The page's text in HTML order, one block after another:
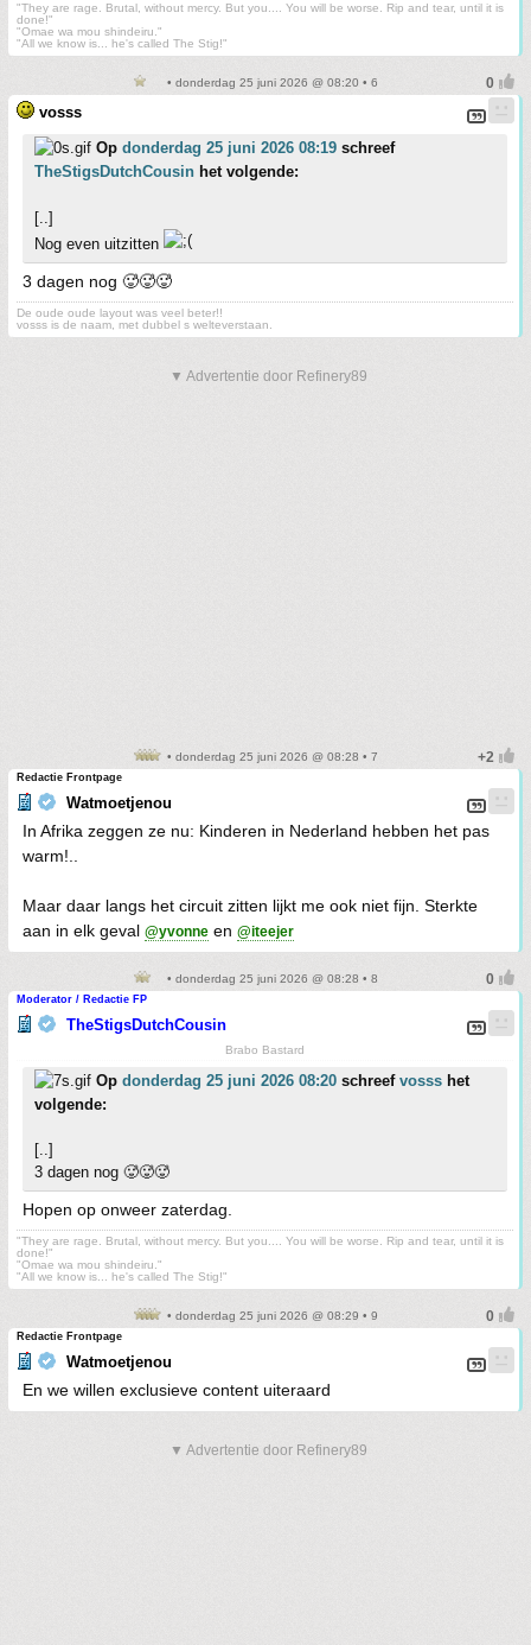
"They are rage. Brutal, without mercy. But you.... You will be worse. Rip and tear, until it is
done!"
"Omae wa mou shindeiru."
"All we know is... he's called The Stig!"
• donderdag 25 juni 2026 @ 08:20 • 6
vosss
Op donderdag 25 juni 2026 08:19 schreef
TheStigsDutchCousin het volgende:
[..]
Nog even uitzitten
3 dagen nog 🥵🥵🥵
De oude oude layout was veel beter!!
vosss is de naam, met dubbel s welteverstaan.
▼ Advertentie door Refinery89
• donderdag 25 juni 2026 @ 08:28 • 7
Redactie Frontpage
Watmoetjenou
In Afrika zeggen ze nu: Kinderen in Nederland hebben het pas
warm!..
Maar daar langs het circuit zitten lijkt me ook niet fijn. Sterkte
aan in elk geval @yvonne en @iteejer
• donderdag 25 juni 2026 @ 08:28 • 8
Moderator / Redactie FP
TheStigsDutchCousin
Brabo Bastard
Op donderdag 25 juni 2026 08:20 schreef vosss het
volgende:
[..]
3 dagen nog 🥵🥵🥵
Hopen op onweer zaterdag.
"They are rage. Brutal, without mercy. But you.... You will be worse. Rip and tear, until it is
done!"
"Omae wa mou shindeiru."
"All we know is... he's called The Stig!"
• donderdag 25 juni 2026 @ 08:29 • 9
Redactie Frontpage
Watmoetjenou
En we willen exclusieve content uiteraard
▼ Advertentie door Refinery89